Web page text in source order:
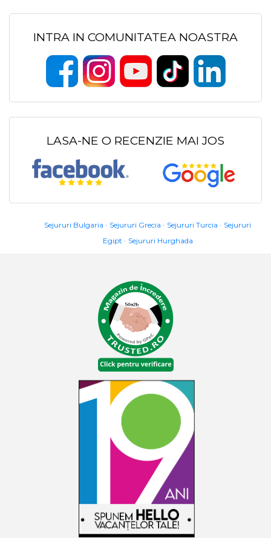
INTRA IN COMUNITATEA NOASTRA
LASA-NE O RECENZIE MAI JOS
Sejururi Bulgaria Sejururi Grecia Sejururi Turcia
Sejururi
Egipt
Sejururi Hurghada